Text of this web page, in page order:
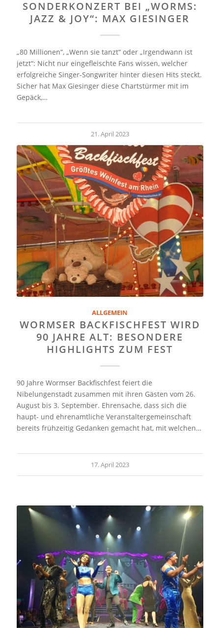
SONDERKONZERT BEI „WORMS:
JAZZ & JOY“: MAX GIESINGER
„80 Millionen“, „Wenn sie tanzt“ oder „Irgendwann ist
jetzt“: Nicht nur eingefleischte Fans wissen, welcher
erfolgreiche Singer-Songwriter hinter diesen Hits steckt.
Sicher hat Max Giesinger diese Chartstürmer mit im
Gepäck,…
21. April 2023
ALLGEMEIN
WORMSER BACKFISCHFEST WIRD
90 JAHRE ALT: BESONDERE
HIGHLIGHTS ZUM FEST
90 Jahre Wormser Backfischfest feiert die
Nibelungenstadt zusammen mit ihren Gästen vom 26.
August bis 3. September. Ehrensache, dass sich die
haupt- und ehrenamtliche Veranstaltergemeinschaft
bereits frühzeitig Gedanken gemacht hat, mit welchen…
17. April 2023